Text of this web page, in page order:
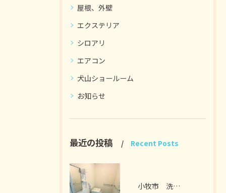
屋根、外壁
エクステリア
シロアリ
エアコン
犬山ショールーム
お知らせ
最近の投稿 Recent Posts
小牧市 洗面脱衣室リフォーム I様邸 2026年7月